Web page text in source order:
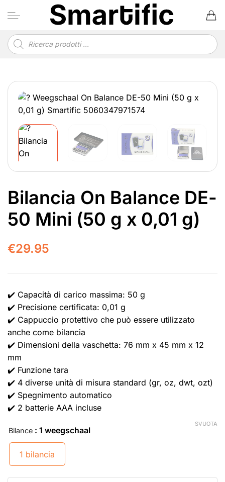
Ricerca
prodotti
Bilancia On Balance DE-
50 Mini (50 g x 0,01 g)
€29.95
✔️ Capacità di carico massima: 50 g
✔️ Precisione certificata: 0,01 g
✔️ Cappuccio protettivo che può essere utilizzato
anche come bilancia
✔️ Dimensioni della vaschetta: 76 mm x 45 mm x 12
mm
✔️ Funzione tara
✔️ 4 diverse unità di misura standard (gr, oz, dwt, ozt)
✔️ Spegnimento automatico
✔️ 2 batterie AAA incluse
Bilance : 1 weegschaal
1 bilancia
SVUOTA